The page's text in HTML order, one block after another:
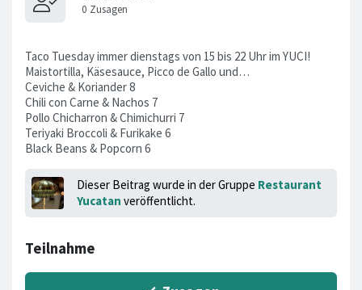
Taco Tuesday immer dienstags von 15 bis 22 Uhr im YUCI!
Maistortilla, Käsesauce, Picco de Gallo und…
Ceviche & Koriander 8
Chili con Carne & Nachos 7
Pollo Chicharron & Chimichurri 7
Teriyaki Broccoli & Furikake 6
Black Beans & Popcorn 6
Dieser Beitrag wurde in der Gruppe Restaurant
Yucatan veröffentlicht.